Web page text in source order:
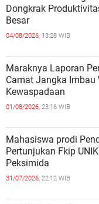
Dongkrak
Besar
04/08/2026, 13:28 WIB
Maraknya Laporan
Camat Jangka Imbau
Kewaspadaan
01/08/2026, 23:16 WIB
Mahasiswa prodi
Pertunjukan Fkip
Peksimida
31/07/2026, 22:12 WIB